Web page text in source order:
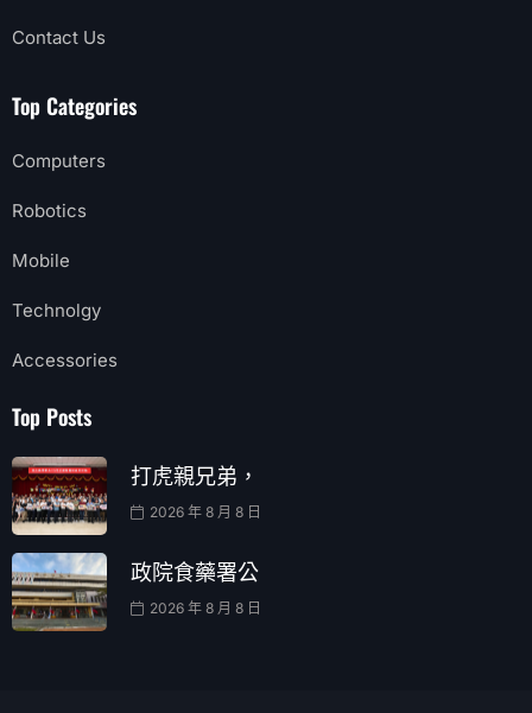
Contact Us
Top Categories
Computers
Robotics
Mobile
Technolgy
Accessories
Top Posts
打虎親兄弟，
2026 年 8 月 8 日
政院食藥署公
2026 年 8 月 8 日